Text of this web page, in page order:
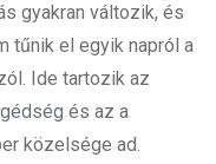
gyakran változik, és
tűnik el egyik napról a
Ide tartozik az
és az a
közelsége ad.